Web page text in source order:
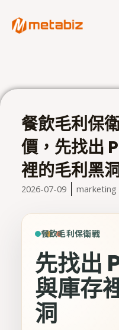
餐飲毛利保
價，先找出
裡的毛利黑
2026-07-09 marketing
餐飲毛利保衛戰
先找出
與庫存
洞